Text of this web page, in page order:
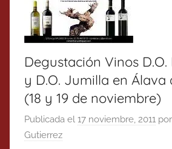
Degustación Vinos
y D.O. Jumilla en Álava
(18 y 19 de noviembre)
Publicada el 17 noviembre, 2011 por
Gutierrez